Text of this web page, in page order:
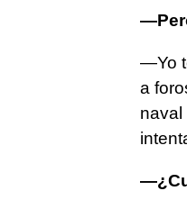
—Yo
a
naval